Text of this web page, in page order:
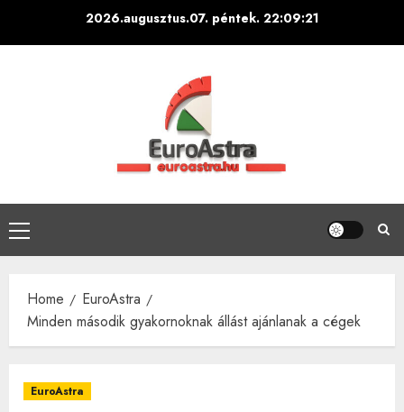
2026.augusztus.07. péntek. 22:09:22
Primary
Menu
Home
EuroAstra
Minden második gyakornoknak állást ajánlanak a cégek
EuroAstra